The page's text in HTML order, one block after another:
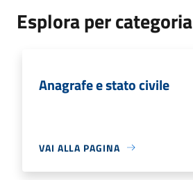
Esplora per categoria
Anagrafe e stato civile
VAI ALLA PAGINA